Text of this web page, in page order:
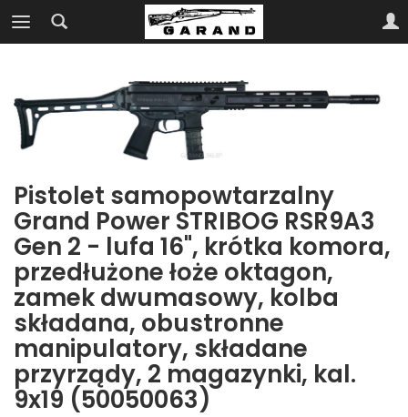
Pistolet samopowtarzalny
Grand Power STRIBOG RSR9A3
Gen 2 - lufa 16", krótka komora,
przedłużone łoże oktagon,
zamek dwumasowy, kolba
składana, obustronne
manipulatory, składane
przyrządy, 2 magazynki, kal.
9x19 (50050063)